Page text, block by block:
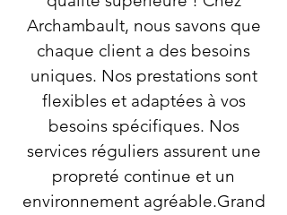
Archambault, nous savons que
chaque client a des besoins
uniques. Nos prestations sont
flexibles et adaptées à vos
besoins spécifiques. Nos
services réguliers assurent une
propreté continue et un
environnement agréable.Grand